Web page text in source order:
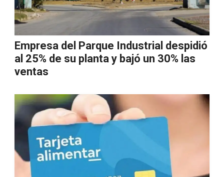
Empresa del Parque Industrial despidió
al 25% de su planta y bajó un 30% las
ventas